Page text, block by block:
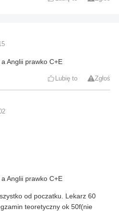
Anglii prawko C+E
Lubię to Zgłoś
Anglii prawko C+E
od poczatku. Lekarz 60
teoretyczny ok 50f(nie